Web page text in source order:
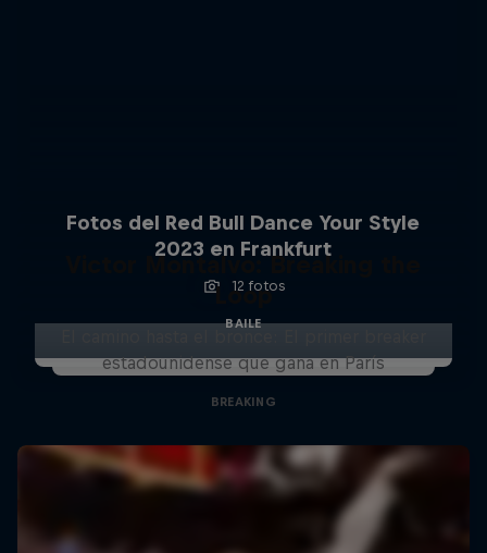
Fotos del Red Bull Dance Your Style
2023 en Frankfurt
12 fotos
BAILE
Victor Montalvo: Breaking the
Loop
estadounidense que gana en París
BREAKING